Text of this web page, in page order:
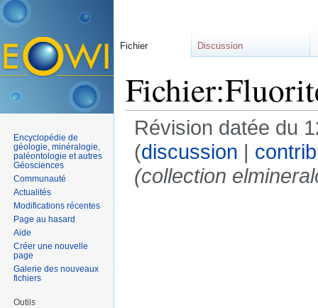
Révision datée du
(discussion |
(collection
Fichier Discussion
Encyclopédie de
géologie, minéralogie,
paléontologie et autres
Géosciences
Communauté
Actualités
Modifications récentes
Page au hasard
Aide
Créer une nouvelle
page
Galerie des nouveaux
fichiers
Outils